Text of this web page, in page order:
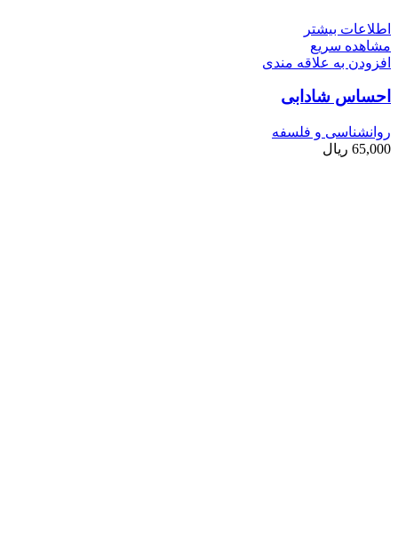
اطلاعات بیشتر
مشاهده سریع
افزودن به علاقه مندی
احساس شادابی
روانشناسی و فلسفه
65,000 ریال